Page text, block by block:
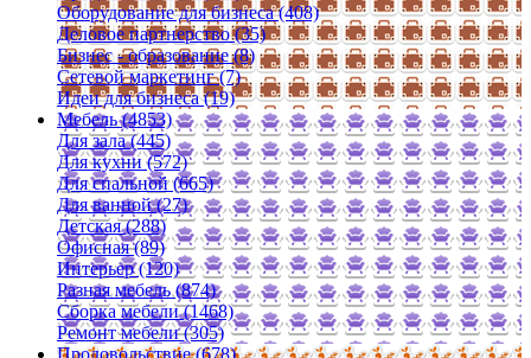
Оборудование для бизнеса (408)
Деловое партнерство (35)
Бизнес - образование (8)
Сетевой маркетинг (7)
Идеи для бизнеса (19)
Мебель (4853)
Для зала (445)
Для кухни (572)
Для спальной (665)
Для ванной (27)
Детская (288)
Офисная (89)
Интерьер (120)
Разная мебель (874)
Сборка мебели (1468)
Ремонт мебели (305)
Продовольствие (678)